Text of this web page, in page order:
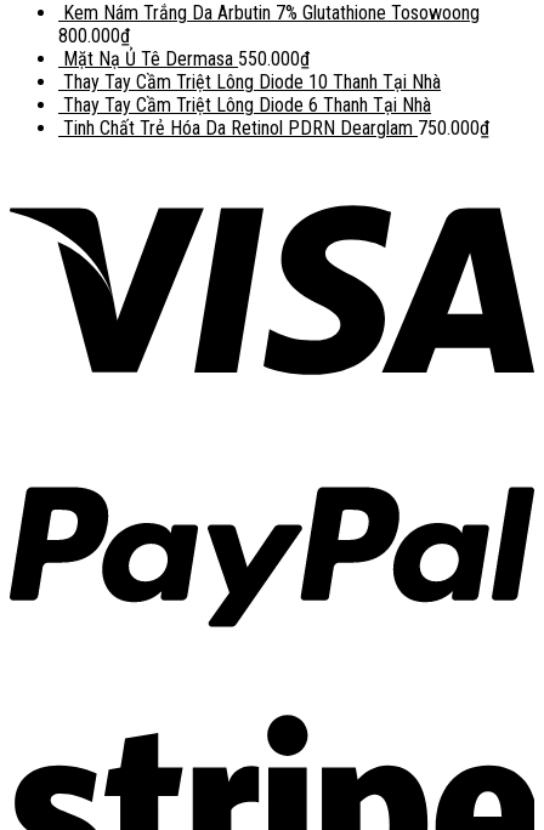
Kem Nám Trắng Da Arbutin 7% Glutathione Tosowoong
800.000₫
Mặt Nạ Ủ Tê Dermasa 550.000₫
Thay Tay Cầm Triệt Lông Diode 10 Thanh Tại Nhà
Thay Tay Cầm Triệt Lông Diode 6 Thanh Tại Nhà
Tinh Chất Trẻ Hóa Da Retinol PDRN Dearglam 750.000₫